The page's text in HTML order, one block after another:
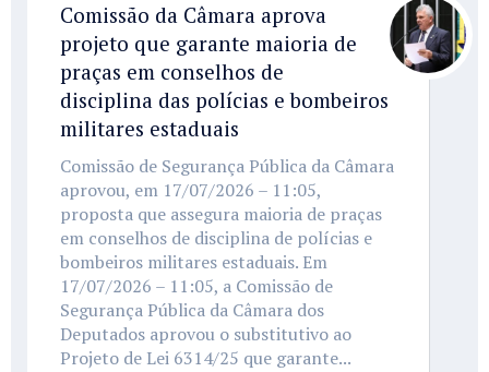
Comissão da Câmara aprova
projeto que garante maioria de
praças em conselhos de
disciplina das polícias e bombeiros
militares estaduais
Comissão de Segurança Pública da Câmara
aprovou, em 17/07/2026 – 11:05,
proposta que assegura maioria de praças
em conselhos de disciplina de polícias e
bombeiros militares estaduais. Em
17/07/2026 – 11:05, a Comissão de
Segurança Pública da Câmara dos
Deputados aprovou o substitutivo ao
Projeto de Lei 6314/25 que garante...